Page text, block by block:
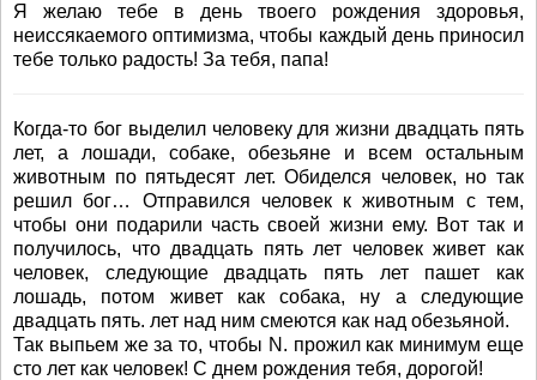
Я желаю тебе в день твоего рождения здоровья,
неиссякаемого оптимизма, чтобы каждый день приносил
тебе только радость! За тебя, папа!
Когда-то бог выделил человеку для жизни двадцать пять
лет, а лошади, собаке, обезьяне и всем остальным
животным по пятьдесят лет. Обиделся человек, но так
решил бог… Отправился человек к животным с тем,
чтобы они подарили часть своей жизни ему. Вот так и
получилось, что двадцать пять лет человек живет как
человек, следующие двадцать пять лет пашет как
лошадь, потом живет как собака, ну а следующие
двадцать пять. лет над ним смеются как над обезьяной.
Так выпьем же за то, чтобы N. прожил как минимум еще
сто лет как человек! С днем рождения тебя, дорогой!